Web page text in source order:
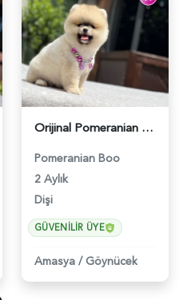
Orijinal Pomeranian Boo Yavrusu | İstanbul Beykoz - 5547
Pomeranian Boo
2 Aylık
Dişi
GÜVENILIR ÜYE
Amasya / Göynücek